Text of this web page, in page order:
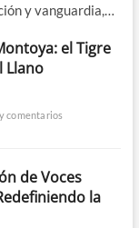
y vanguardia,…
el Tigre
Llano
comentarios
de Voces
la